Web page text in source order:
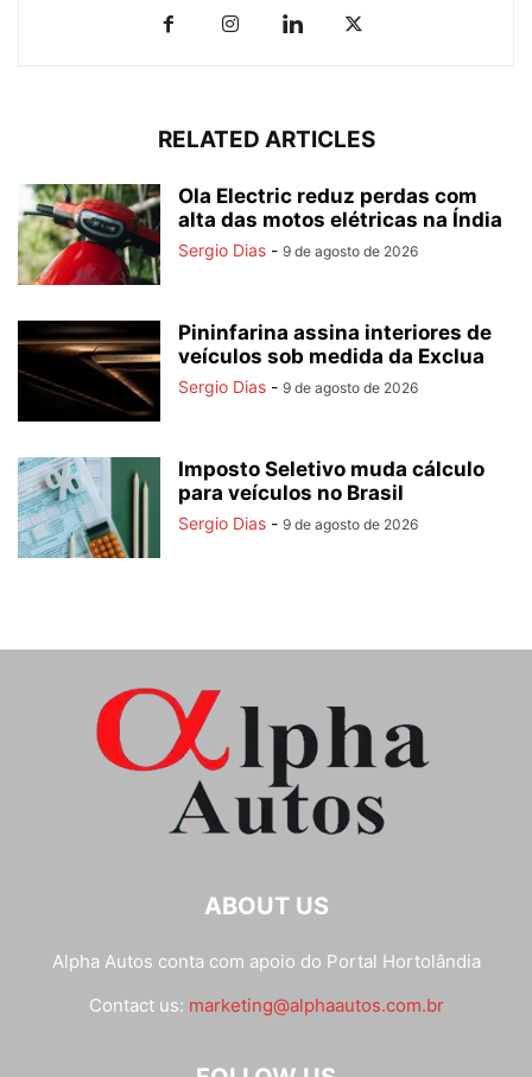
RELATED ARTICLES
Ola Electric reduz perdas com
alta das motos elétricas na Índia
Sergio Dias - 9 de agosto de 2026
Pininfarina assina interiores de
veículos sob medida da Exclua
Sergio Dias - 9 de agosto de 2026
Imposto Seletivo muda cálculo
para veículos no Brasil
Sergio Dias - 9 de agosto de 2026
ABOUT US
Alpha Autos conta com apoio do Portal Hortolândia
Contact us: marketing@alphaautos.com.br